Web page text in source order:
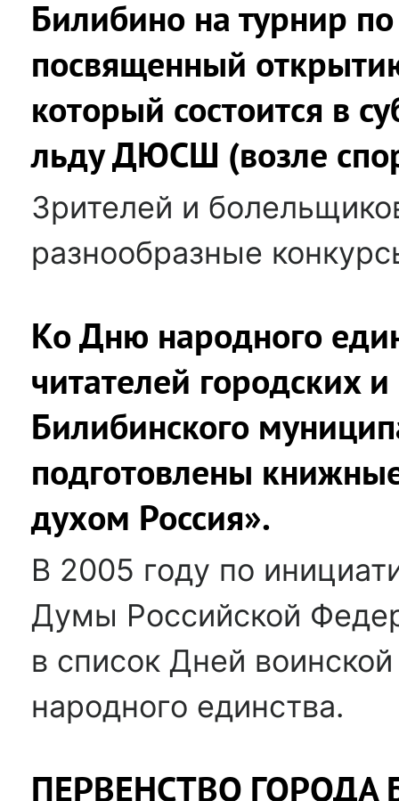
Билибино на турнир
посвященный
который состоится в
льду ДЮСШ (возле
Зрителей и
разнообразные
Ко Дню народного
читателей городских
Билибинского
подготовлены
духом Россия».
В 2005 году по
Думы Российской
в список Дней
народного единства.
ПЕРВЕНСТВО